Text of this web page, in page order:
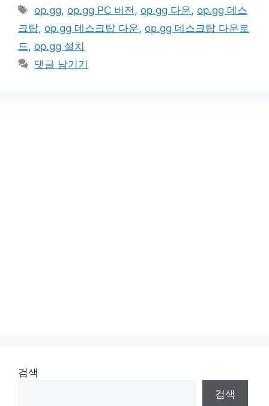
고
리
태
그
op.gg, op.gg PC 버전 , op.gg 다운, op.gg 데스
크탑, op.gg 데스크탑 다운, op.gg 데스크탑 다운로
드 , op.gg 설치
댓글 남기기
검색
검색